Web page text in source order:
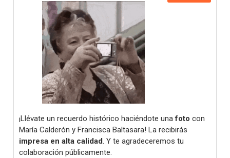
¡Llévate un recuerdo histórico haciéndote unafoto con
María Calderón y Francisca Baltasara! La recibirás
impresa en alta calidad. Y te agradeceremos tu
colaboración públicamente.